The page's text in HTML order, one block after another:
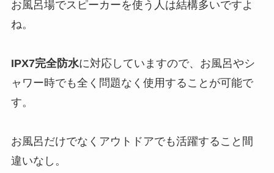
お風呂場でスピーカーを使う人は結構多いですよ
ね。
IPX7完全防水に対応していますので、お風呂やシ
ャワー時でも全く問題なく使用することが可能で
す。
お風呂だけでなくアウトドアでも活躍すること間
違いなし。